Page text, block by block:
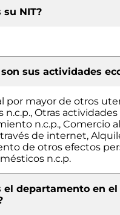
su NIT?
son sus actividades
por mayor de otros
n.c.p., Otras
n.c.p., Comercio
de internet,
de otros efectos
n.c.p.
el departamento en el